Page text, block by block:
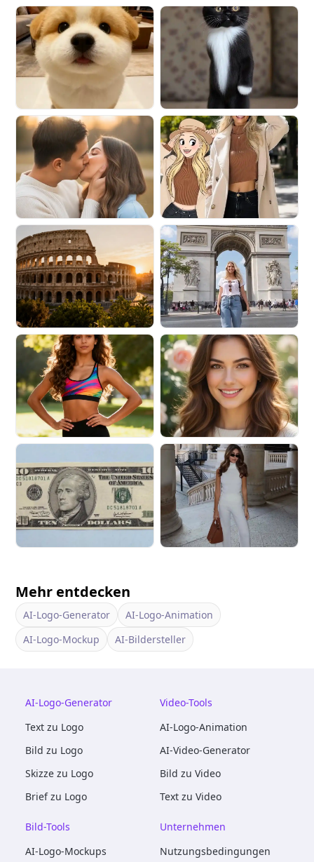
Mehr entdecken
AI-Logo-Generator
AI-Logo-Animation
AI-Logo-Mockup
AI-Bildersteller
AI-Logo-Generator
Text zu Logo
Bild zu Logo
Skizze zu Logo
Brief zu Logo
Video-Tools
AI-Logo-Animation
AI-Video-Generator
Bild zu Video
Text zu Video
Bild-Tools
AI-Logo-Mockups
Unternehmen
Nutzungsbedingungen